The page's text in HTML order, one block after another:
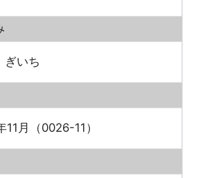
いち
月（0026-11）